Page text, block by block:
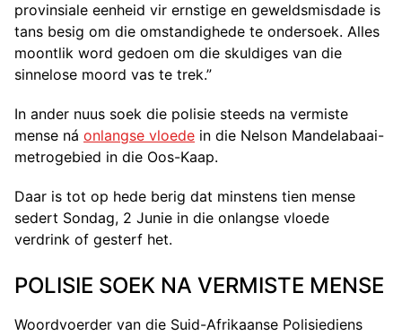
provinsiale eenheid vir ernstige en geweldsmisdade is
tans besig om die omstandighede te ondersoek. Alles
moontlik word gedoen om die skuldiges van die
sinnelose moord vas te trek.”
In ander nuus soek die polisie steeds na vermiste
mense ná onlangse vloede in die Nelson Mandelabaai-
metrogebied in die Oos-Kaap.
Daar is tot op hede berig dat minstens tien mense
sedert Sondag, 2 Junie in die onlangse vloede
verdrink of gesterf het.
POLISIE SOEK NA VERMISTE MENSE
Woordvoerder van die Suid-Afrikaanse Polisiediens